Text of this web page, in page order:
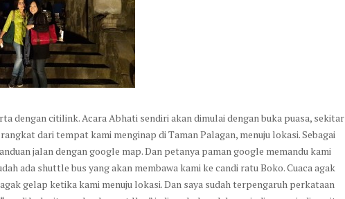
dengan citilink. Acara Abhati sendiri akan dimulai dengan buka puasa, sekitar
dari tempat kami menginap di Taman Palagan, menuju lokasi. Sebagai
jalan dengan google map. Dan petanya paman google memandu kami
ada shuttle bus yang akan membawa kami ke candi ratu Boko. Cuaca agak
gelap ketika kami menuju lokasi. Dan saya sudah terpengaruh perkataan